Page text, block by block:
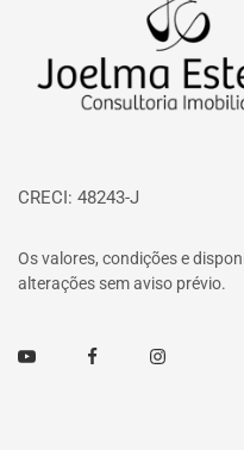
CRECI: 48243-J
Os valores, condições e
alterações sem aviso prévio.
Youtube FacebookInstagram